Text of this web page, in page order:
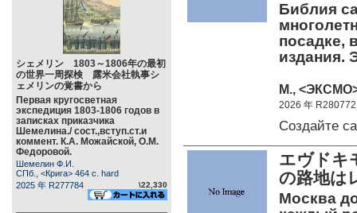
シェメリン 1803～1806年の最初
の世界一周探検 露米会社執事シ
ェメリンの覚書から
Первая кругосветная
экспедиция 1803-1806 годов в
записках приказчика
Шемелина./ сост.,вступ.ст.и
коммент. К.А. Можайской, О.М.
Федоровой.
Шемелин Ф.И.
СПб., <Крига> 464 c. hard
2025 年 R277784
\22,330
Библия
посадке,
издания.
М.,
2026 年 R280772
Создайте
エヴド
の路地は
Москва